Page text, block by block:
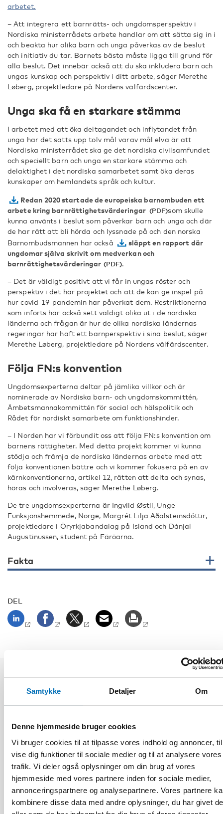
Samtykke Detaljer Om
Denne hjemmeside bruger cookies
Vi bruger cookies til at tilpasse vores indhold og annoncer,
vise dig funktioner til sociale medier og til at analysere vores
trafik. Vi deler også oplysninger om din brug af vores
hjemmeside med vores partnere inden for sociale medier,
annonceringspartnere og analysepartnere. Vores partnere
kombinere disse data med andre oplysninger, du har givet
arbetet.
– Att integrera ett barnrätts- och ungdomsperspektiv i
Nordiska ministerrådets arbete handlar om att sätta sig in i
och beakta hur olika barn och unga påverkas av de beslut
och initiativ du tar. Barnets bästa måste ligga till grund för
alla beslut. Det innebär också att du ska inkludera barn och
ungas kunskap och perspektiv i ditt arbete, säger Merethe
Løberg, projektledare på Nordens välfärdscenter.
Unga ska få en starkare stämma
I arbetet med att öka deltagandet och inflytandet från
unga har det satts upp tolv mål varav mål elva är att
Nordiska ministerrådet ska ge det nordiska civilsamfundet
och speciellt barn och unga en starkare stämma och
delaktighet i det nordiska samarbetet samt öka deras
kunskaper om hemlandets språk och kultur.
Redan 2020 startade de europeiska barnombuden ett
arbete kring barnrättighetsvärderingar
som skulle
kunna använts i beslut som påverkar barn och unga och där
de har rätt att bli hörda och lyssnade på och den norska
Barnombudsmannen har också
släppt en rapport där
ungdomar själva skrivit om medverkan och
barnrättighetsvärderingar
.
– Det är väldigt positivt att vi får in ungas röster och
perspektiv i det här projektet och att de kan ge inspel på
hur covid-19-pandemin har påverkat dem. Restriktionerna
som införts har också sett väldigt olika ut i de nordiska
länderna och frågan är hur de olika nordiska ländernas
regeringar har haft ett barnperspektiv i sina beslut, säger
Merethe Løberg, projektledare på Nordens välfärdscenter.
Följa FN:s konvention
Ungdomsexperterna deltar på jämlika villkor och är
nominerade av Nordiska barn- och ungdomskommittén,
Ämbetsmannakommittén för social och hälspolitik och
Rådet för nordiskt samarbete om funktionshinder.
– I Norden har vi förbundit oss att följa FN:s konvention om
barnens rättigheter. Med detta projekt kommer vi kunna
stödja och främja de nordiska ländernas arbete med att
följa konventionen bättre och vi kommer fokusera på en av
kärnkonventionerna, artikel 12, rätten att delta och synas,
höras och involveras, säger Merethe Løberg.
De tre ungdomsexperterna är Ingvild Østli, Unge
Funksjonshemmede, Norge, Margrét Lilja Aðalsteinsdóttir,
projektledare i Öryrkjabandalag på Island och Dánjal
Augustinussen, student på Färöarna.
Fakta
DEL
Relaterede nyheder